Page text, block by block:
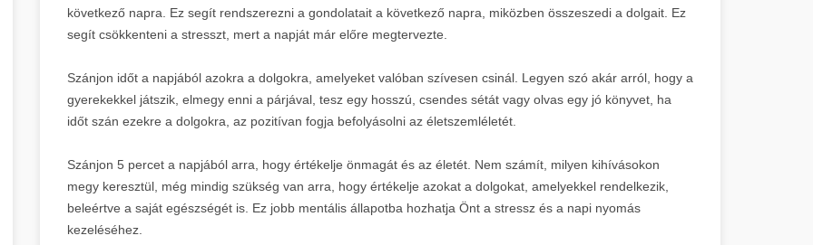
következő napra. Ez segít rendszerezni a gondolatait a következő napra, miközben összeszedi a dolgait. Ez
segít csökkenteni a stresszt, mert a napját már előre megtervezte.
Szánjon időt a napjából azokra a dolgokra, amelyeket valóban szívesen csinál. Legyen szó akár arról, hogy a
gyerekekkel játszik, elmegy enni a párjával, tesz egy hosszú, csendes sétát vagy olvas egy jó könyvet, ha
időt szán ezekre a dolgokra, az pozitívan fogja befolyásolni az életszemléletét.
Szánjon 5 percet a napjából arra, hogy értékelje önmagát és az életét. Nem számít, milyen kihívásokon
megy keresztül, még mindig szükség van arra, hogy értékelje azokat a dolgokat, amelyekkel rendelkezik,
beleértve a saját egészségét is. Ez jobb mentális állapotba hozhatja Önt a stressz és a napi nyomás
kezeléséhez.